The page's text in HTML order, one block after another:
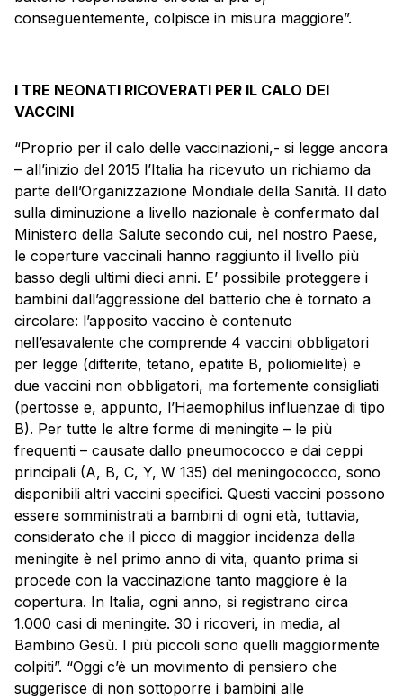
conseguentemente, colpisce in misura maggiore”.
I TRE NEONATI RICOVERATI PER IL CALO DEI
VACCINI
“Proprio per il calo delle vaccinazioni,- si legge ancora
– all’inizio del 2015 l’Italia ha ricevuto un richiamo da
parte dell’Organizzazione Mondiale della Sanità. Il dato
sulla diminuzione a livello nazionale è confermato dal
Ministero della Salute secondo cui, nel nostro Paese,
le coperture vaccinali hanno raggiunto il livello più
basso degli ultimi dieci anni. E’ possibile proteggere i
bambini dall’aggressione del batterio che è tornato a
circolare: l’apposito vaccino è contenuto
nell’esavalente che comprende 4 vaccini obbligatori
per legge (difterite, tetano, epatite B, poliomielite) e
due vaccini non obbligatori, ma fortemente consigliati
(pertosse e, appunto, l’Haemophilus influenzae di tipo
B). Per tutte le altre forme di meningite – le più
frequenti – causate dallo pneumococco e dai ceppi
principali (A, B, C, Y, W 135) del meningococco, sono
disponibili altri vaccini specifici. Questi vaccini possono
essere somministrati a bambini di ogni età, tuttavia,
considerato che il picco di maggior incidenza della
meningite è nel primo anno di vita, quanto prima si
procede con la vaccinazione tanto maggiore è la
copertura. In Italia, ogni anno, si registrano circa
1.000 casi di meningite. 30 i ricoveri, in media, al
Bambino Gesù. I più piccoli sono quelli maggiormente
colpiti”. “Oggi c’è un movimento di pensiero che
suggerisce di non sottoporre i bambini alle